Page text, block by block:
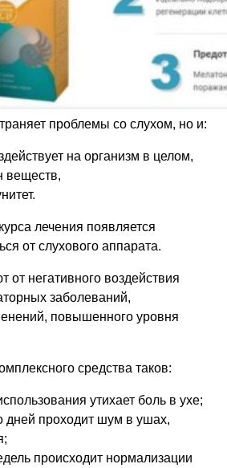
проблемы со слухом, но и:
на организм в целом,
веществ,
лечения появляется
от слухового аппарата.
от негативного воздействия
заболеваний,
повышенного уровня
средства таков:
утихает боль в ухе;
дней проходит шум в ушах,
происходит нормализации